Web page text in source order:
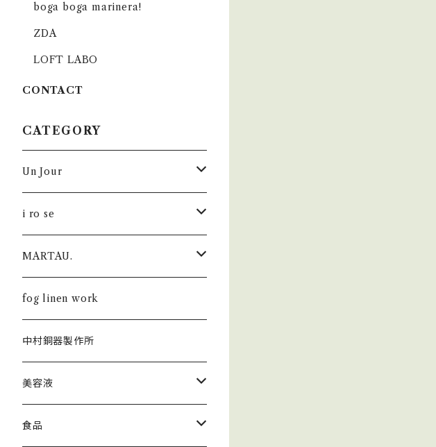
boga boga marinera!
ZDA
LOFT LABO
CONTACT
CATEGORY
Un Jour
シューズ
i ro se × Un Jour
fog linen work × Un Jour
KHISONOIO？ × Un Jour
トップス
カットソー
フレグランス
i ro se
財布
FOLD
POP UP
キーホルダー
FOLD
AUROLA
カードケース・IDケース
SEAMLESS
バッグ
MARTAU.
Shell Bag
Box Bag
Study Bag
Others
fog linen work
中村銅器製作所
美容液
ラ セーブ ド ジュール
食品